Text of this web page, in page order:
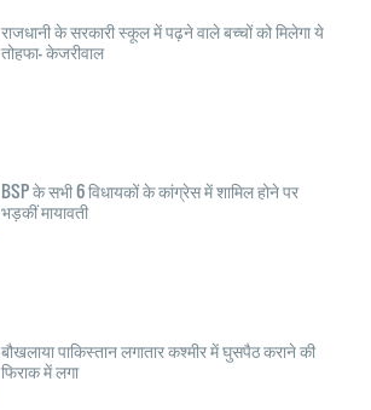
राजधानी के सरकारी स्कूल में पढ़ने वाले बच्चों को मिलेगा ये
तोहफा- केजरीवाल
BSP के सभी 6 विधायकों के कांग्रेस में शामिल होने पर
भड़कीं मायावती
बौखलाया पाकिस्तान लगातार कश्मीर में घुसपैठ कराने की
फिराक में लगा